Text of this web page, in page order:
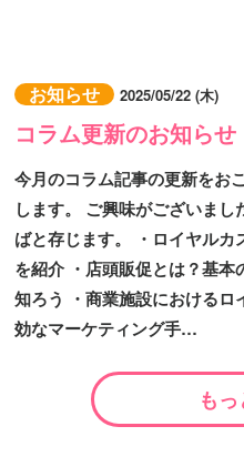
お知らせ 2025/05/22 (木)
コラム更新のお知らせ
今月のコラム記事の更新をお
します。 ご興味がございま
ばと存じます。 ・ロイヤル
を紹介 ・店頭販促とは？基
知ろう ・商業施設における
効なマーケティング手…
も